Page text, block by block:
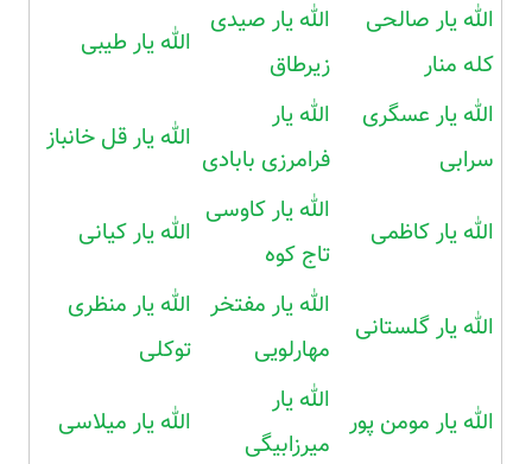
الله یار صالحی
کله منار
الله یار صیدی
زیرطاق
الله یار طیبی
الله یار عسگری
سرابی
الله یار
فرامرزی بابادی
الله یار قل خانباز
الله یار کاظمی
الله یار کاوسی
تاج کوه
الله یار کیانی
الله یار گلستانی
الله یار مفتخر
مهارلویی
الله یار منظری
توکلی
الله یار مومن پور
الله یار
میرزابیگی
الله یار میلاسی